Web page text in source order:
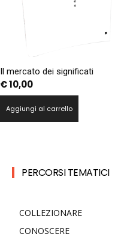
Il mercato dei significati
€10,00
Aggiungi al carrello
PERCORSI TEMATICI
COLLEZIONARE
CONOSCERE